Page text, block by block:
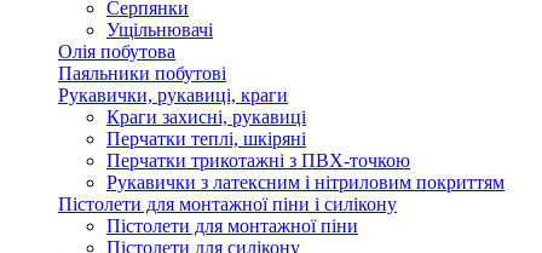
Серпянки
Ущільнювачі
Олія побутова
Паяльники побутові
Рукавички, рукавиці, краги
Краги захисні, рукавиці
Перчатки теплі, шкіряні
Перчатки трикотажні з ПВХ-точкою
Рукавички з латексним і нітриловим покриттям
Пістолети для монтажної піни і силікону
Пістолети для монтажної піни
Пістолети для силікону